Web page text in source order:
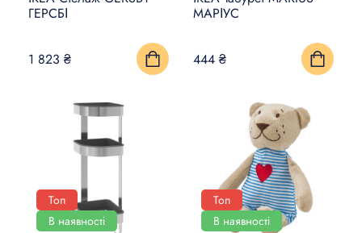
ГЕРСБІ
1 823 ₴
МАРІУС
444 ₴
Топ
В наявності
Топ
В наявності